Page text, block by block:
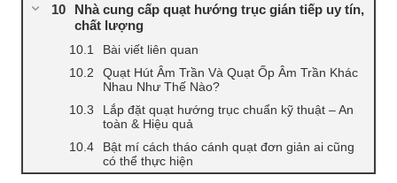
Nhà cung cấp quạt hướng trục gián tiếp uy tín,
chất lượng
Bài viết liên quan
Quạt Hút Âm Trần Và Quạt Ốp Âm Trần Khác
Nhau Như Thế Nào?
Lắp đặt quạt hướng trục chuẩn kỹ thuật – An
toàn & Hiệu quả
Bật mí cách tháo cánh quạt đơn giản ai cũng
có thể thực hiện